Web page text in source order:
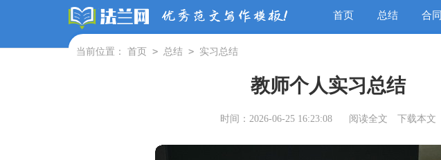
首页 总结 合同
当前位置： 首页 > 总结 > 实习总结
教师个人实习总结
时间：2026-06-25 16:23:08 阅读全文 下载本文